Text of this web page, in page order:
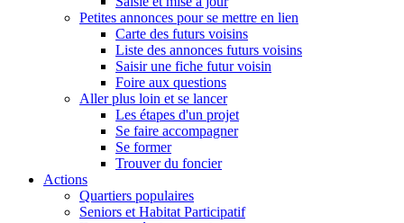
Petites annonces pour se mettre en lien
Carte des futurs voisins
Liste des annonces futurs voisins
Saisir une fiche futur voisin
Foire aux questions
Aller plus loin et se lancer
Les étapes d'un projet
Se faire accompagner
Se former
Trouver du foncier
Actions
Quartiers populaires
Seniors et Habitat Participatif